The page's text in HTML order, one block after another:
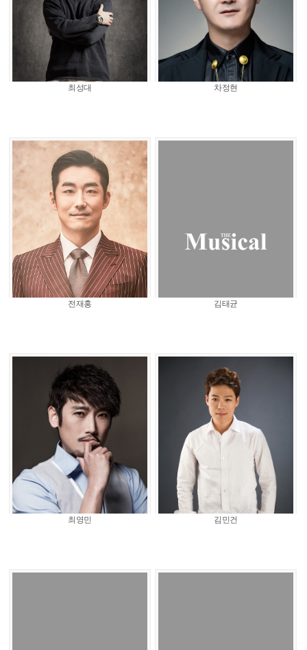
최성대 차정현
전재홍 김태균
최영민 김민건